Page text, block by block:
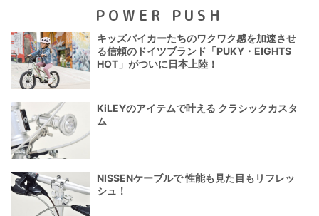
POWER PUSH
キッズバイカーたちのワクワク感を加速させ
る信頼のドイツブランド「PUKY・EIGHTS
HOT」がついに日本上陸！
KiLEYのアイテムで叶える クラシックカスタ
ム
NISSENケーブルで 性能も見た目もリフレッ
シュ！